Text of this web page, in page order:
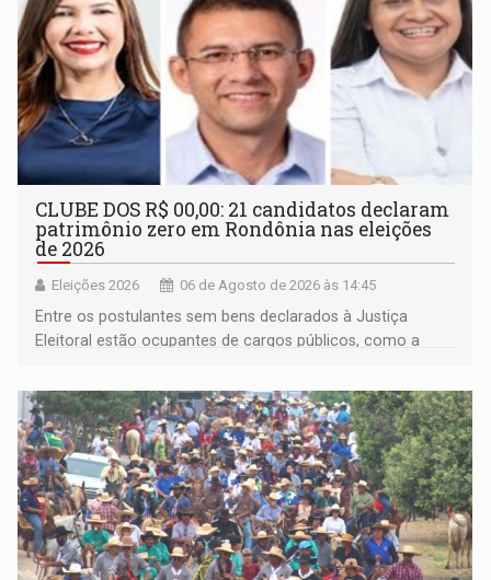
CLUBE DOS R$ 00,00: 21 candidatos declaram
patrimônio zero em Rondônia nas eleições
de 2026
Eleições 2026 06 de Agosto de 2026 às 14:45
Entre os postulantes sem bens declarados à Justiça
Eleitoral estão ocupantes de cargos públicos, como a
Pedro Geovar (PP) e a vice-prefeita Magna dos Anjos
(NOVO)